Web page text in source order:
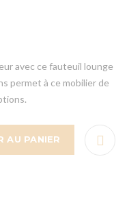
avec ce fauteuil lounge
permet à ce mobilier de
AU PANIER